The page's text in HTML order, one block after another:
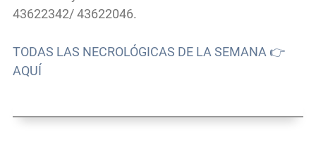
43622342/ 43622046.
TODAS LAS NECROLÓGICAS DE LA SEMANA 👉
AQUÍ